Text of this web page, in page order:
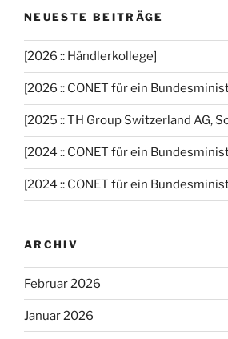
NEUESTE BEITRÄGE
[2026 :: Händlerkollege]
[2026 :: CONET für ein
[2025 :: TH Group Switzerland AG,
[2024 :: CONET für ein
[2024 :: CONET für ein
ARCHIV
Februar 2026
Januar 2026